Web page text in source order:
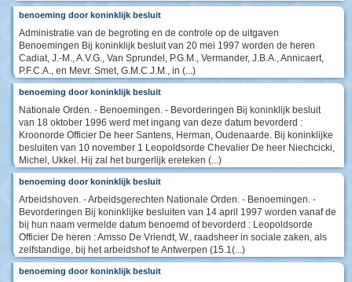
benoeming door koninklijk besluit
Administratie van de begroting en de controle op de uitgaven
Benoemingen Bij koninklijk besluit van 20 mei 1997 worden de heren
Cadiat, J.-M., A.V.G., Van Sprundel, P.G.M., Vermander, J.B.A., Annicaert,
P.F.C.A., en Mevr. Smet, G.M.C.J.M., in (...)
benoeming door koninklijk besluit
Nationale Orden. - Benoemingen. - Bevorderingen Bij koninklijk besluit
van 18 oktober 1996 werd met ingang van deze datum bevorderd :
Kroonorde Officier De heer Santens, Herman, Oudenaarde. Bij koninklijke
besluiten van 10 november 1 Leopoldsorde Chevalier De heer Niechcicki,
Michel, Ukkel. Hij zal het burgerlijk ereteken (...)
benoeming door koninklijk besluit
Arbeidshoven. - Arbeidsgerechten Nationale Orden. - Benoemingen. -
Bevorderingen Bij koninklijke besluiten van 14 april 1997 worden vanaf de
bij hun naam vermelde datum benoemd of bevorderd : Leopoldsorde
Officier De heren : Amsso De Vriendt, W., raadsheer in sociale zaken, als
zelfstandige, bij het arbeidshof te Antwerpen (15.1(...)
benoeming door koninklijk besluit